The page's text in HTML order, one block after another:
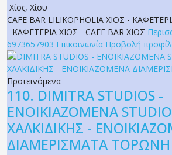
Χίος, Χίου
CAFE BAR LILIKOPHOLIA ΧΙΟΣ -
- ΚΑΦΕΤΕΡΙΑ ΧΙΟΣ - CAFE BAR ΧΙΟΣ
6973657903 Επικοινωνία Προβολή προφίλ
Προτεινόμενα
110. DIMITRA STUDIOS -
ΕΝΟΙΚΙΑΖΟΜΕΝΑ
ΧΑΛΚΙΔΙΚΗΣ -
ΔΙΑΜΕΡΙΣΜΑΤΑ ΤΟΡΩΝΗ